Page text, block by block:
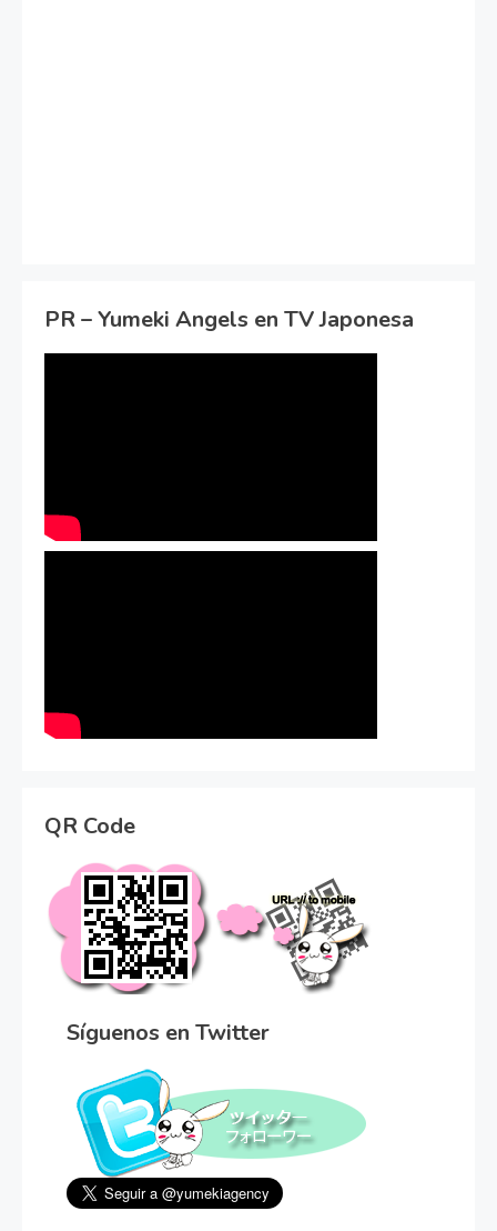
PR – Yumeki Angels en TV Japonesa
QR Code
Síguenos en Twitter